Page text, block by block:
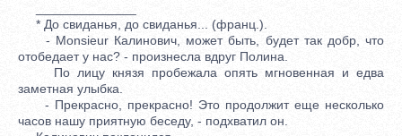
* До свиданья, до свиданья... (франц.).
- Monsieur Калинович, может быть, будет так добр, что
отобедает у нас? - произнесла вдруг Полина.
По лицу князя пробежала опять мгновенная и едва
заметная улыбка.
- Прекрасно, прекрасно! Это продолжит еще несколько
часов нашу приятную беседу, - подхватил он.